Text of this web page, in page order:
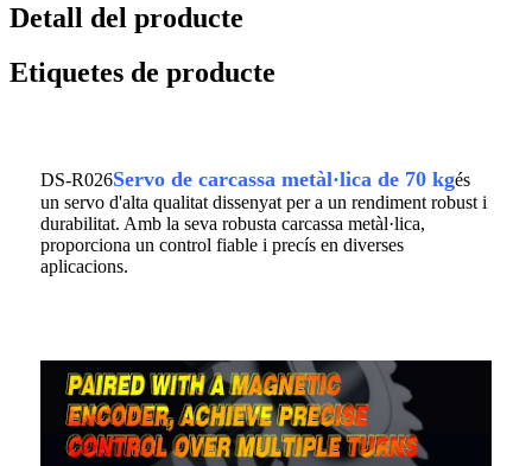
Detall del producte
Etiquetes de producte
DS-R026Servo de carcassa metàl·lica de 70 kgés
un servo d'alta qualitat dissenyat per a un rendiment robust i
durabilitat. Amb la seva robusta carcassa metàl·lica,
proporciona un control fiable i precís en diverses
aplicacions.